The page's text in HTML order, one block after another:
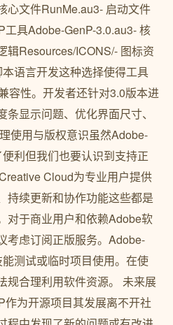
心文件RunMe.au3- 启动文件
具Adobe-GenP-3.0.au3- 核
辑Resources/ICONS/- 图标资
语言开发这种选择使得工具
容性。开发者还针对3.0版本进
显示问题、优化界面尺寸、
使用与版权意识虽然Adobe-
利但我们也要认识到支持正
Cloud为专业用户提供
持续更新和协作功能这些都是
对于商业用户和依赖Adobe软
考虑订阅正版服务。Adobe-
测试或临时项目使用。在使
规合理利用软件资源。 未来展
为开源项目其发展离不开社